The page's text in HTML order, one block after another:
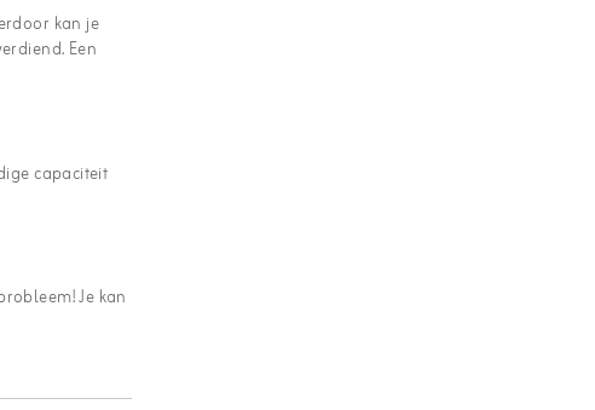
kan je
Een
capaciteit
Je kan